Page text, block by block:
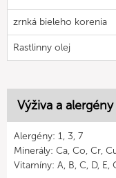
zrnká bieleho korenia
Rastlinny olej
Výživa a alergény
Alergény: 1, 3, 7
Minerály: Ca, Co, Cr,
Vitamíny: A, B, C, D, E,